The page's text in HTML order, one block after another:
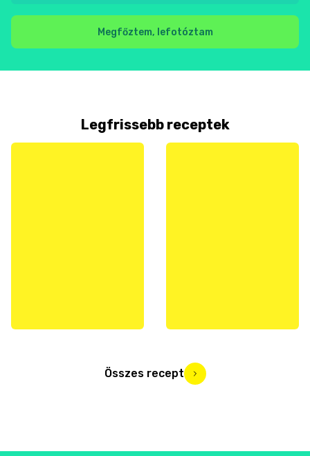
Megfőztem, lefotóztam
Legfrissebb receptek
Összes recept